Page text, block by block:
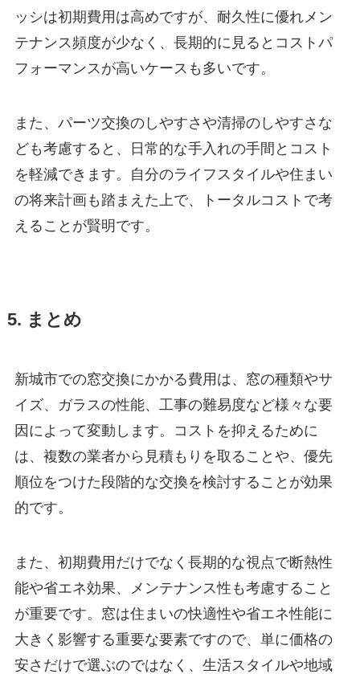
ッシは初期費用は高めですが、耐久性に優れメン
テナンス頻度が少なく、長期的に見るとコストパ
フォーマンスが高いケースも多いです。
また、パーツ交換のしやすさや清掃のしやすさな
ども考慮すると、日常的な手入れの手間とコスト
を軽減できます。自分のライフスタイルや住まい
の将来計画も踏まえた上で、トータルコストで考
えることが賢明です。
5. まとめ
新城市での窓交換にかかる費用は、窓の種類やサ
イズ、ガラスの性能、工事の難易度など様々な要
因によって変動します。コストを抑えるために
は、複数の業者から見積もりを取ることや、優先
順位をつけた段階的な交換を検討することが効果
的です。
また、初期費用だけでなく長期的な視点で断熱性
能や省エネ効果、メンテナンス性も考慮すること
が重要です。窓は住まいの快適性や省エネ性能に
大きく影響する重要な要素ですので、単に価格の
安さだけで選ぶのではなく、生活スタイルや地域